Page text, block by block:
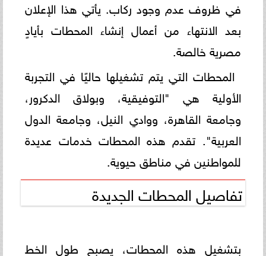
في ظروف عدم وجود ركاب. يأتي هذا الإعلان
بعد الانتهاء من أعمال إنشاء المحطات بأيادٍ
مصرية خالصة.
المحطات التي يتم تشغيلها حاليًا في التجربة
الأولية هي "التوفيقية، وبولاق الدكرور،
وجامعة القاهرة، ووادي النيل، وجامعة الدول
العربية". تقدم هذه المحطات خدمات عديدة
للمواطنين في مناطق حيوية.
تفاصيل المحطات الجديدة
بتشغيل هذه المحطات، يصبح طول الخط